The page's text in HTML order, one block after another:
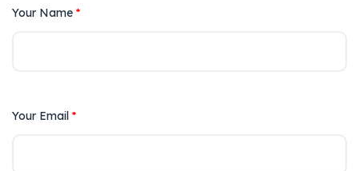
Your Name *
Your Email *